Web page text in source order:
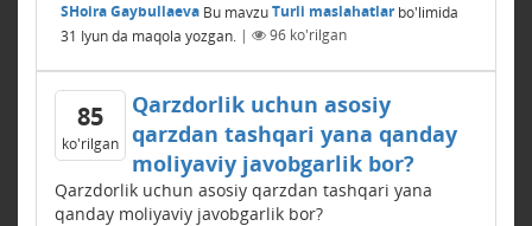
SHoira Gaybullaeva Bu mavzuTurli maslahatlarbo'limida
31 Iyunda maqola yozgan. | 96 ko'rilgan
85
ko'rilgan
Qarzdorlik uchun asosiy
qarzdan tashqari yana qanday
moliyaviy javobgarlik bor?
Qarzdorlik uchun asosiy qarzdan tashqari yana
qanday moliyaviy javobgarlik bor?